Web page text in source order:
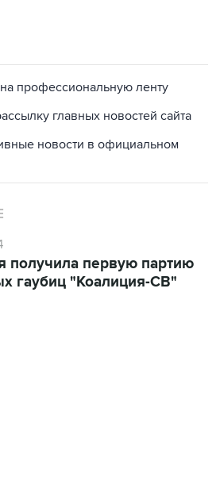
профессиональную ленту
главных новостей сайта
новости в официальном
получила первую партию
гаубиц "Коалиция-СВ"